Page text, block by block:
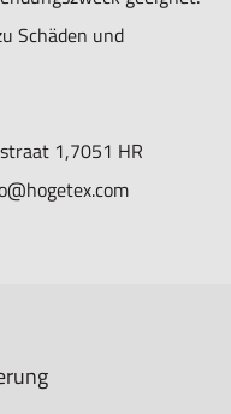
Schäden und
1,7051 HR